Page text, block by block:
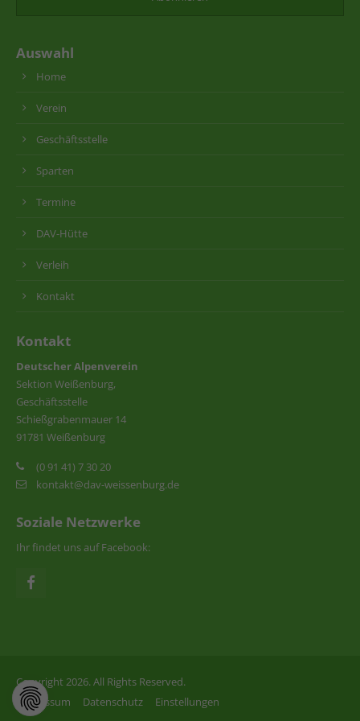
Auswahl
Home
Verein
Geschäftsstelle
Sparten
Termine
DAV-Hütte
Verleih
Kontakt
Kontakt
Deutscher Alpenverein
Sektion Weißenburg,
Geschäftsstelle
Schießgrabenmauer 14
91781 Weißenburg
(0 91 41) 7 30 20
kontakt@dav-weissenburg.de
Soziale Netzwerke
Ihr findet uns auf Facebook:
Copyright 2026. All Rights Reserved.
Impressum
Datenschutz Einstellungen